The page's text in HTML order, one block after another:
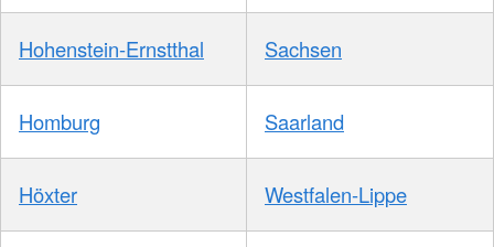
Hohenstein-Ernstthal Sachsen
Homburg Saarland
Höxter Westfalen-Lippe